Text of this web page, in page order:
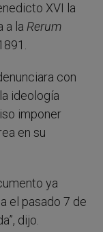
XVI la
a la Rerum
con
ideología
imponer
en su
ya
el pasado 7 de
dijo.